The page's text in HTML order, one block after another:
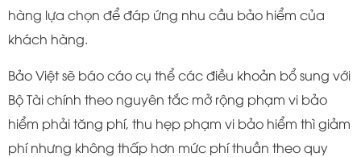
hàng lựa chọn để đáp ứng nhu cầu bảo hiểm của
khách hàng.
Bảo Việt sẽ báo cáo cụ thể các điều khoản bổ sung với
Bộ Tài chính theo nguyên tắc mở rộng phạm vi bảo
hiểm phải tăng phí, thu hẹp phạm vi bảo hiểm thì giảm
phí nhưng không thấp hơn mức phí thuần theo quy